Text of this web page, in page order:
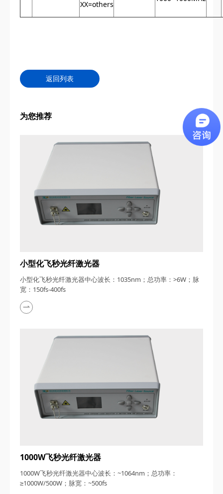
XX=others
返回列表
为您推荐
小型化飞秒光纤激光器
小型化飞秒光纤激光器中心波长：1035nm；总功率：>6W；脉
宽：150fs-400fs
1000W飞秒光纤激光器
1000W飞秒光纤激光器中心波长：~1064nm；总功率：
≥1000W/500W；脉宽：~500fs